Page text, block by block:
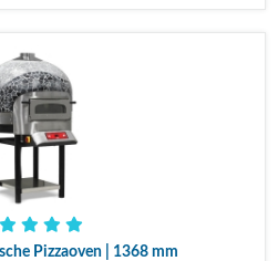
Pizzaoven | 1368 mm